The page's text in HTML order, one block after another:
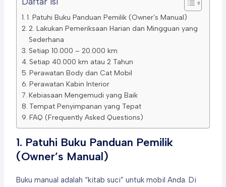
1. Patuhi Buku Panduan Pemilik (Owner’s Manual)
2. Lakukan Pemeriksaan Harian dan Mingguan yang
Sederhana
Setiap 10.000 – 20.000 km
Setiap 40.000 km atau 2 Tahun
Perawatan Body dan Cat Mobil
Perawatan Kabin Interior
Kebiasaan Mengemudi yang Baik
Tempat Penyimpanan yang Tepat
FAQ (Frequently Asked Questions)
1. Patuhi Buku Panduan Pemilik
(Owner’s Manual)
Buku manual adalah “kitab suci” untuk mobil Anda. Di